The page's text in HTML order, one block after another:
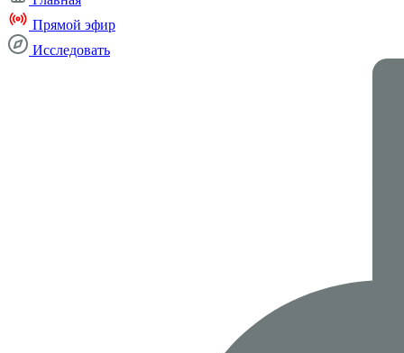
Прямой эфир
Исследовать